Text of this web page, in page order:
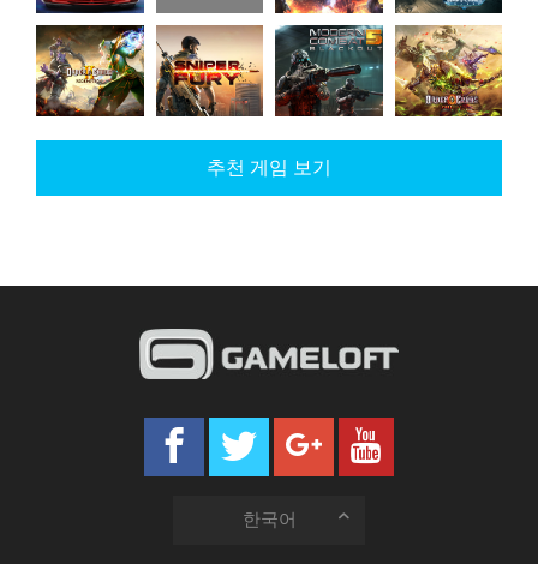
Asphalt 9:
Legends
My Little
Pony
Dungeon
Hunter 5
War
Planet
Online:
Global
Conquest
Redemption
Sniper
Fury
Modern
Combat 5
Order &
추천 게임 보기
한국어